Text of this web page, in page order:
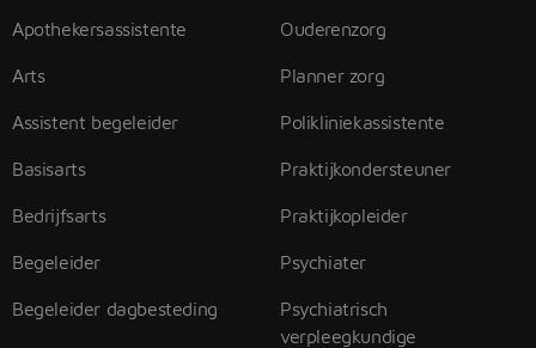
Apothekersassistente
Arts
Assistent begeleider
Basisarts
Bedrijfsarts
Begeleider
Begeleider dagbesteding
Ouderenzorg
Planner zorg
Polikliniekassistente
Praktijkondersteuner
Praktijkopleider
Psychiater
Psychiatrisch
verpleegkundige